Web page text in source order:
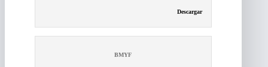
Descargar
BMYF